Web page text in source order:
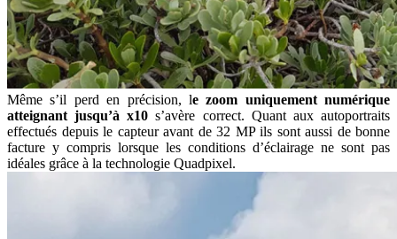
Même s’il perd en précision, le zoom uniquement numérique
atteignant jusqu’à x10 s’avère correct. Quant aux autoportraits
effectués depuis le capteur avant de 32 MP ils sont aussi de bonne
facture y compris lorsque les conditions d’éclairage ne sont pas
idéales grâce à la technologie Quadpixel.